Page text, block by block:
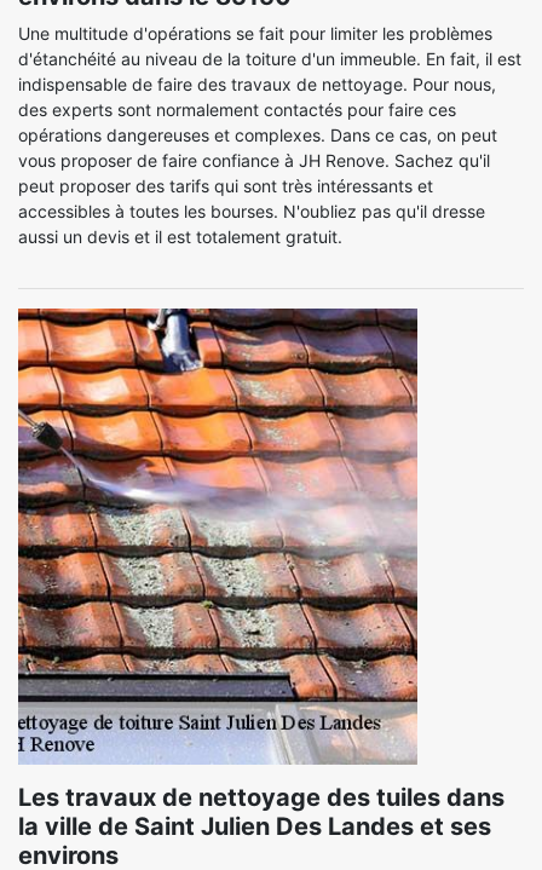
Une multitude d'opérations se fait pour limiter les problèmes
d'étanchéité au niveau de la toiture d'un immeuble. En fait, il est
indispensable de faire des travaux de nettoyage. Pour nous,
des experts sont normalement contactés pour faire ces
opérations dangereuses et complexes. Dans ce cas, on peut
vous proposer de faire confiance à JH Renove. Sachez qu'il
peut proposer des tarifs qui sont très intéressants et
accessibles à toutes les bourses. N'oubliez pas qu'il dresse
aussi un devis et il est totalement gratuit.
Les travaux de nettoyage des tuiles dans
la ville de Saint Julien Des Landes et ses
environs